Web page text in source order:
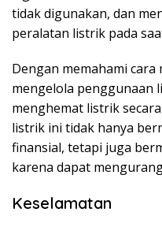
tidak digunakan, dan
peralatan listrik pada
Dengan memahami
mengelola penggunaan
menghemat listrik
listrik ini tidak hanya
finansial, tetapi juga
karena dapat
Keselamatan